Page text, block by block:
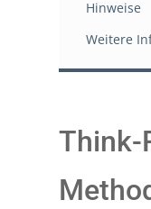
Hinweise
Weitere
Think-